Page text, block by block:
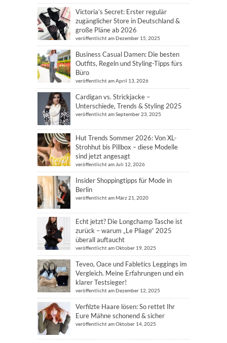
Victoria’s Secret: Erster regulär
zugänglicher Store in Deutschland &
große Pläne ab 2026
veröffentlicht am Dezember 15, 2025
Business Casual Damen: Die besten
Outfits, Regeln und Styling-Tipps fürs
Büro
veröffentlicht am April 13, 2026
Cardigan vs. Strickjacke –
Unterschiede, Trends & Styling 2025
veröffentlicht am September 23, 2025
Hut Trends Sommer 2026: Von XL-
Strohhut bis Pillbox – diese Modelle
sind jetzt angesagt
veröffentlicht am Juli 12, 2026
Insider Shoppingtipps für Mode in
Berlin
veröffentlicht am März 21, 2020
Echt jetzt? Die Longchamp Tasche ist
zurück – warum „Le Pliage“ 2025
überall auftaucht
veröffentlicht am Oktober 19, 2025
Teveo, Oace und Fabletics Leggings im
Vergleich. Meine Erfahrungen und ein
klarer Testsieger!
veröffentlicht am Dezember 12, 2025
Verfilzte Haare lösen: So rettet Ihr
Eure Mähne schonend & sicher
veröffentlicht am Oktober 14, 2025